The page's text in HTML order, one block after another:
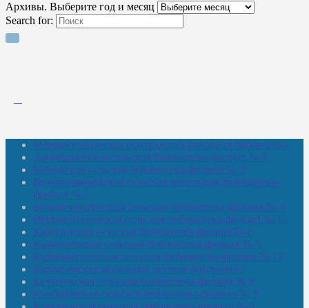
Архивы. Выберите год и месяц
Search for:
Межпоселенческая центральная районная библиотека
Амзибашевская сельская библиотека-филиал № 1
Бабаевская сельская библиотека-филиал № 2
Большекачаковская сельская модельная библиотека-
филиал № 7
Большекуразовская сельская библиотека-филиал № 3
Верхнетыхтемская сельская библиотека-филиал № 15
Калегинская сельская библиотека-филиал № 6
Калмашевская сельская библиотека-филиал № 5
Калмиябашевская сельская библиотека-филиал № 13
Калтасинская модельная детская библиотека
Кельтеевская сельская библиотека-филиал № 8
Киебаковская сельская библиотека-филиал № 9